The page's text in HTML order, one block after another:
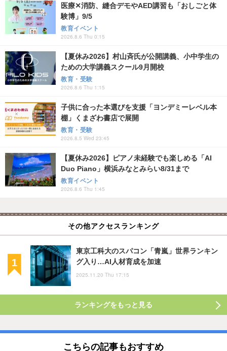
医療✕消防、縫合デモやAED講習も「おしごと体
験博」9/5
教育イベント
2026.8.6 Thu 0:15
【夏休み2026】村山斉氏が公開講義、小中学生の
ための大学講義スクール9月開校
教育・受験
2026.8.6 Thu 1:15
子供に合った本選びを支援「ヨンデミーレベル本
棚」くまざわ書店で展開
教育・受験
2026.8.5 Wed 23:45
【夏休み2026】ピアノ未経験でも楽しめる「AI
Duo Piano」横浜みなとみらい8/31まで
教育イベント
2026.8.6 Thu 1:45
その他アクセスランキング
東京工科大のスパコン「青嵐」世界ランキン
グ入り…AI人材育成を加速
2025.11.20 Thu 17:15
ランキングをもっと見る
こちらの記事もおすすめ